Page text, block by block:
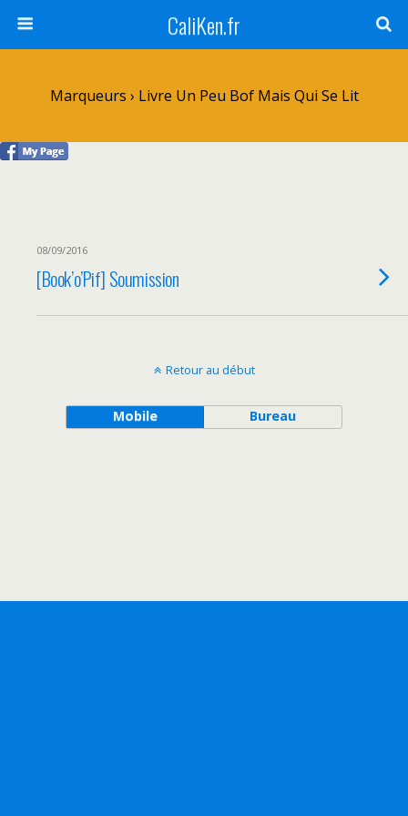
CaliKen.fr
Marqueurs › Livre Un Peu Bof Mais Qui Se Lit
08/09/2016
[Book’o’Pif] Soumission
Retour au début
Mobile Bureau